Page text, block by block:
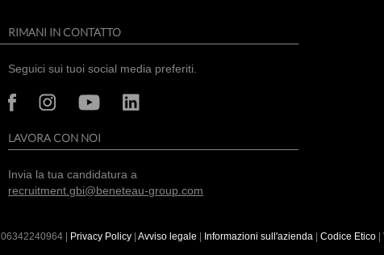
RIMANI IN CONTATTO
Seguici sui tuoi social media preferiti.
LAVORA CON NOI
Invia la tua candidatura a
recruitment.gbi@beneteau-group.com
06342240964| Privacy Policy| Avviso legale Informazioni sull'azienda| Codice Etico|